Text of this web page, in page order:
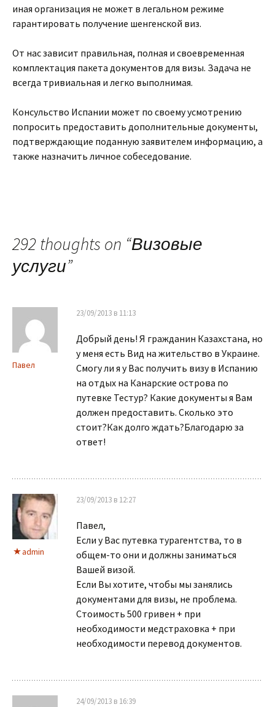
иная организация не может в легальном режиме
гарантировать получение шенгенской виз.
От нас зависит правильная, полная и своевременная
комплектация пакета документов для визы. Задача не
всегда тривиальная и легко выполнимая.
Консульство Испании может по своему усмотрению
попросить предоставить дополнительные документы,
подтверждающие поданную заявителем информацию, а
также назначить личное собеседование.
292 thoughts on “Визовые
услуги”
Павел
23/09/2013 в 11:13
Добрый день! Я гражданин Казахстана, но
у меня есть Вид на жительство в Украине.
Смогу ли я у Вас получить визу в Испанию
на отдых на Канарские острова по
путевке Тестур? Какие документы я Вам
должен предоставить. Сколько это
стоит?Как долго ждать?Благодарю за
ответ!
admin
23/09/2013 в 12:27
Павел,
Если у Вас путевка турагентства, то в
общем-то они и должны заниматься
Вашей визой.
Если Вы хотите, чтобы мы занялись
документами для визы, не проблема.
Стоимость 500 гривен + при
необходимости медстраховка + при
необходимости перевод документов.
24/09/2013 в 16:39